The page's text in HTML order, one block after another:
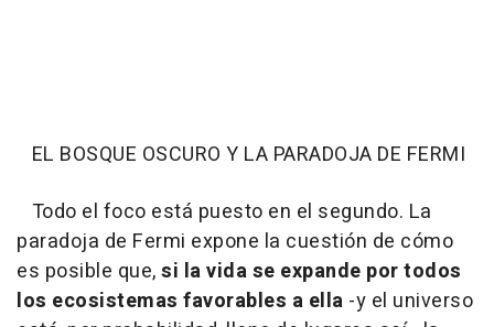
EL BOSQUE OSCURO Y LA PARADOJA DE FERMI
Todo el foco está puesto en el segundo. La
paradoja de Fermi expone la cuestión de cómo
es posible que,si la vida se expande por todos
los ecosistemas favorables a ella -y el universo